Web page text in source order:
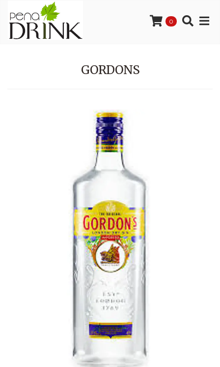
0
GORDONS